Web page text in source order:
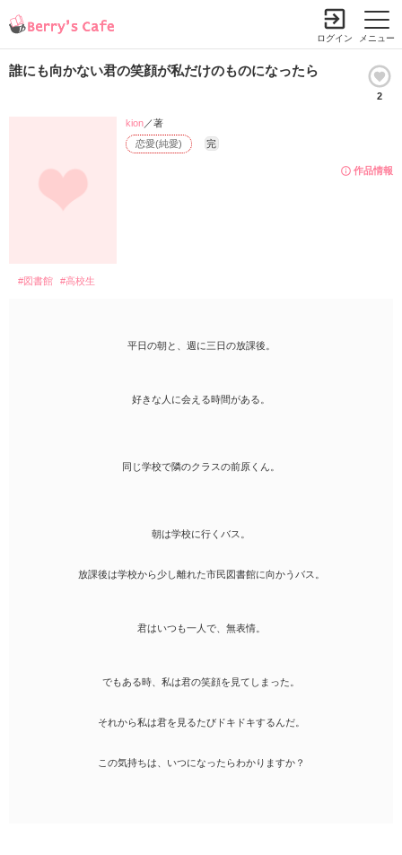
メニュー
ログイン
誰にも向かない君の笑顔が私だけのものになったら
2
作品情報
恋愛(純愛) 完
kion／著
#図書館 #高校生
平日の朝と、週に三日の放課後。
好きな人に会える時間がある。
同じ学校で隣のクラスの前原くん。
朝は学校に行くバス。
放課後は学校から少し離れた市民図書館に向かうバス。
君はいつも一人で、無表情。
でもある時、私は君の笑顔を見てしまった。
それから私は君を見るたびドキドキするんだ。
この気持ちは、いつになったらわかりますか？